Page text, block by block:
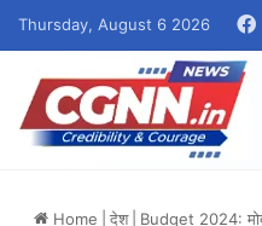
Thursday, August 6 2026
Home देश Budget 2024: